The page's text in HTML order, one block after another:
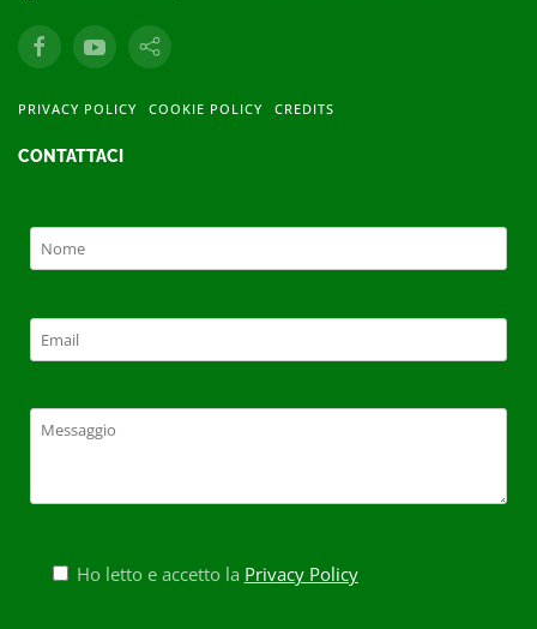
PRIVACY POLICY COOKIE POLICY CREDITS
CONTATTACI
Ho letto e accetto la Privacy Policy